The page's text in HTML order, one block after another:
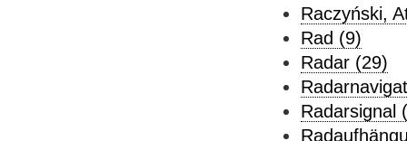
Raczyński,
Rad (9)
Radar (29)
Radarsignal